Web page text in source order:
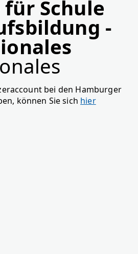
Schule
-
bei den Hamburger
können Sie sich hier